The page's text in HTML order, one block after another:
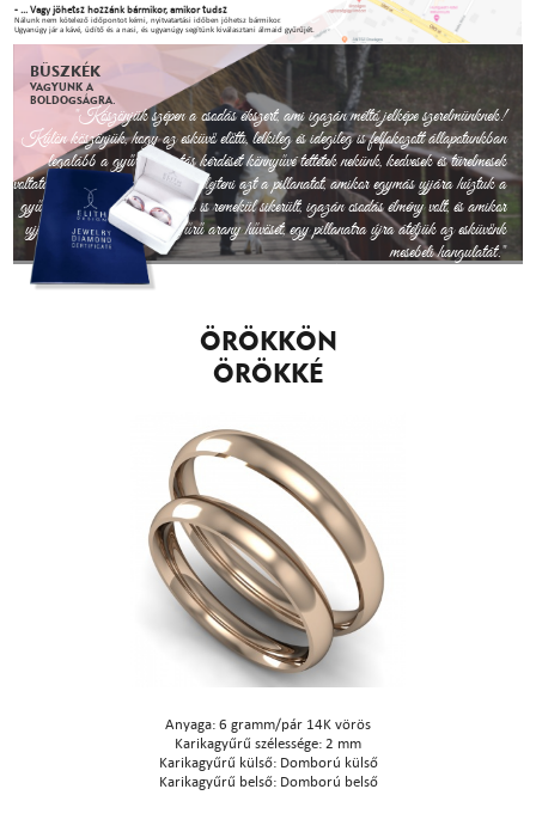
- ... Vagy jöhetsz hozzánk bármikor, amikor tudsz
Nálunk nem kötelező időpontot kérni, nyitvatartási időben jöhetsz bármikor.
Ugyanúgy jár a kávé, üdítő és a nasi, és ugyanúgy segítünk kiválasztani álmaid gyűrűjét.
BÜSZKÉK
VAGYUNK A
BOLDOGSÁGRA.
"Köszönjük szépen a csodás ékszert, ami igazán méltó jelképe szerelmünknek!
Külön köszönjük, hogy az esküvő előtti, lelkileg és idegileg is felfokozott állapotunkban
legalább a gyűrűválasztás kérdését könnyűvé tettétek nekünk, kedvesek és türelmesek
voltatok velünk. Sosem fogjuk elfelejteni azt a pillanatot, amikor egymás ujjára húztuk a
gyűrűket. Az esküvő és a lagzi is remekül sikerült, igazán csodás élmény volt, és amikor
ujjunkkal végigsimítjuk a gyűrű arany hűvösét, egy pillanatra újra átéljük az esküvőnk
mesebeli hangulatát."
ÖRÖKKÖN
ÖRÖKKÉ
Anyaga: 6 gramm/pár 14K vörös
Karikagyűrű szélessége: 2 mm
Karikagyűrű külső: Domború külső
Karikagyűrű belső: Domború belső